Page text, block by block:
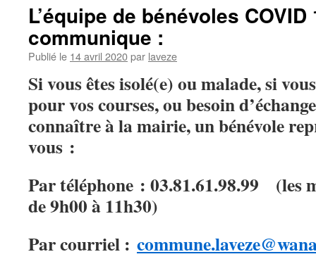
L’équipe de bénévoles
communique :
Publié le 14 avril 2020par laveze
Si vous êtes isolé(e) ou malade, si
pour vos courses, ou besoin
connaître à la mairie, un bénévole
vous :
Par téléphone : 03.81.61.98.99 (les
de 9h00 à 11h30)
Par courriel :